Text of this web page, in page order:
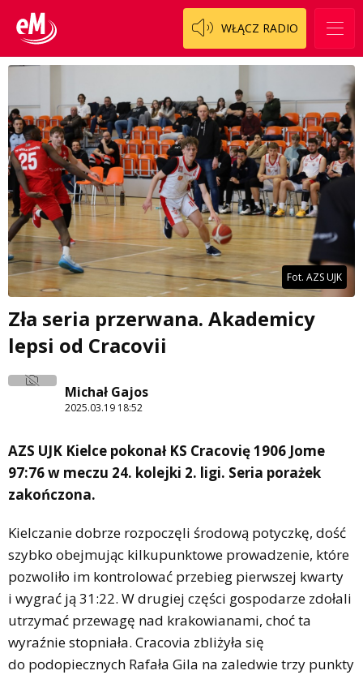
WŁĄCZ RADIO
Fot. AZS UJK
Zła seria przerwana. Akademicy
lepsi od Cracovii
Michał Gajos
2025.03.19 18:52
AZS UJK Kielce pokonał KS Cracovię 1906 Jome
97:76 w meczu 24. kolejki 2. ligi. Seria porażek
zakończona.
Kielczanie dobrze rozpoczęli środową potyczkę, dość
szybko obejmując kilkupunktowe prowadzenie, które
pozwoliło im kontrolować przebieg pierwszej kwarty
i wygrać ją 31:22. W drugiej części gospodarze zdołali
utrzymać przewagę nad krakowianami, choć ta
wyraźnie stopniała. Cracovia zbliżyła się
do podopiecznych Rafała Gila na zaledwie trzy punkty